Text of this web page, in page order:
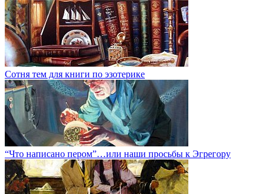
Сотня тем для книги по эзотерике
“Что написано пером”…или наши просьбы к Эгрегору